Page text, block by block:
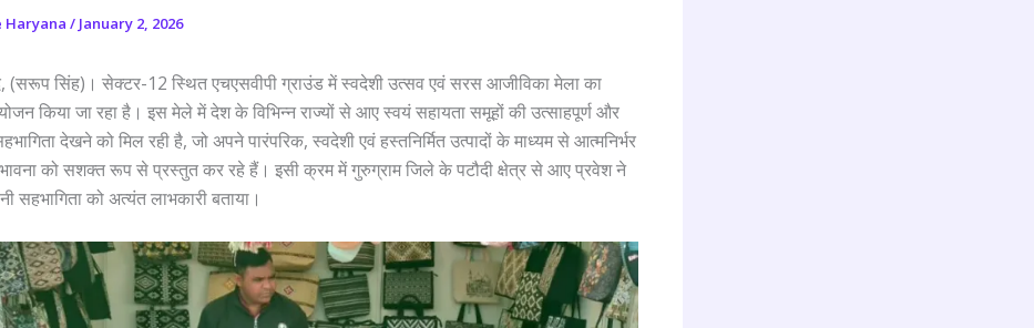
Haryana / January 2, 2026
(सरूप सिंह)। सेक्टर-12 स्थित एचएसवीपी ग्राउंड में स्वदेशी उत्सव एवं सरस आजीविका मेला का
किया जा रहा है। इस मेले में देश के विभिन्न राज्यों से आए स्वयं सहायता समूहों की उत्साहपूर्ण और
देखने को मिल रही है, जो अपने पारंपरिक, स्वदेशी एवं हस्तनिर्मित उत्पादों के माध्यम से आत्मनिर्भर
को सशक्त रूप से प्रस्तुत कर रहे हैं। इसी क्रम में गुरुग्राम जिले के पटौदी क्षेत्र से आए प्रवेश ने
सहभागिता को अत्यंत लाभकारी बताया।